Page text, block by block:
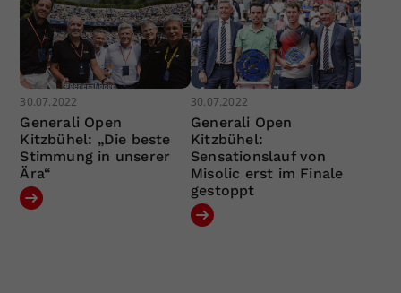
30.07.2022
Generali Open
Kitzbühel: „Die beste
Stimmung in unserer
Ära“
30.07.2022
Generali Open
Kitzbühel:
Sensationslauf von
Misolic erst im Finale
gestoppt